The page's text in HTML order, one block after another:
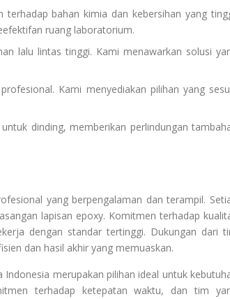
bahan kimia dan kebersihan yang
ruang laboratorium.
lalu lintas tinggi. Kami menawarkan solusi
Kami menyediakan pilihan yang
dinding, memberikan perlindungan
yang berpengalaman dan terampil.
lapisan epoxy. Komitmen terhadap
dengan standar tertinggi. Dukungan dari
dan hasil akhir yang memuaskan.
merupakan pilihan ideal untuk
terhadap ketepatan waktu, dan tim